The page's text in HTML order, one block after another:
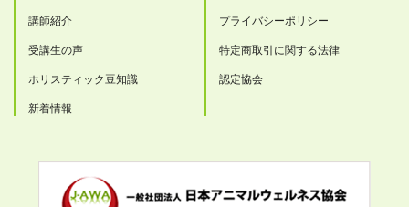
講師紹介
受講生の声
ホリスティック豆知識
新着情報
プライバシーポリシー
特定商取引に関する法律
認定協会